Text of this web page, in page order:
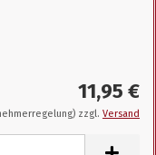
11,95 €
zzgl. Versand